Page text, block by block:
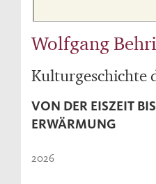
Wolfgang
Kulturgeschichte
VON DER EISZEIT
ERWÄRMUNG
2026